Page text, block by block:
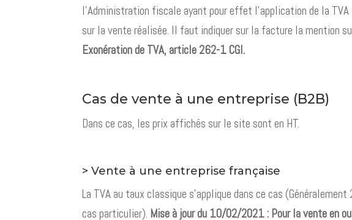
l’Administration fiscale ayant pour effet l’application de la
sur la vente réalisée. Il faut indiquer sur la facture la mention
Exonération de TVA, article 262-1 CGI.
Cas de vente à une entreprise (B2B)
Dans ce cas, les prix affichés sur le site sont en HT.
> Vente à une entreprise française
La TVA au taux classique s’applique dans ce cas (Généralement
cas particulier). Mise à jour du 10/02/2021 : Pour la vente en